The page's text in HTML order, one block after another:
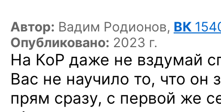
Автор: Вадим Родионов, ВК
Опубликовано: 2023 г.
На КоР даже не вздумай
Вас не научило то, что он
прям сразу, с первой же